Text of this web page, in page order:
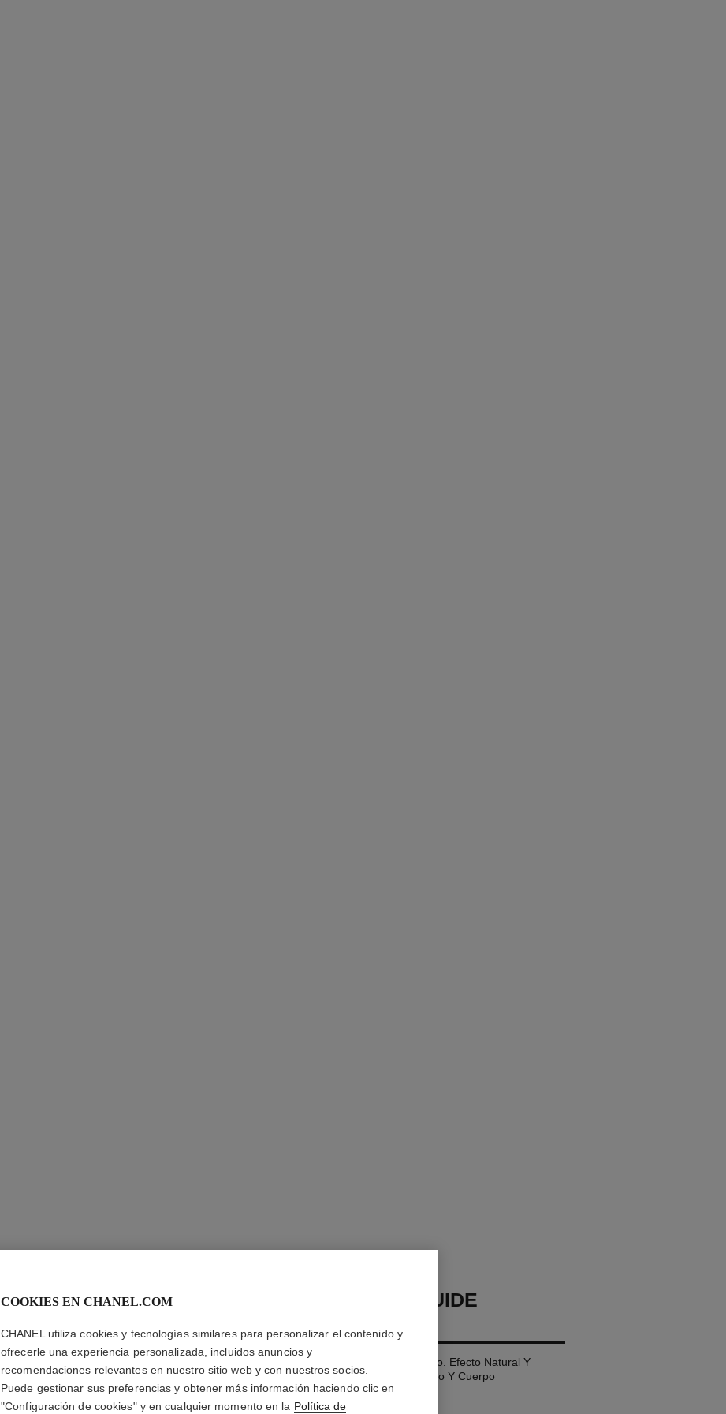
LES BEIGES FLUIDE
ENLUMINEUR
Iluminador de Tez Efecto Irisado. Efecto Natural Y
Radiante Luminoso. para Rostro Y Cuerpo
Más información
COOKIES EN CHANEL.COM
CHANEL utiliza cookies y tecnologías similares para personalizar el contenido y
ofrecerle una experiencia personalizada, incluidos anuncios y
recomendaciones relevantes en nuestro sitio web y con nuestros socios.
Puede gestionar sus preferencias y obtener más información haciendo clic en
"Configuración de cookies" y en cualquier momento en la Política de